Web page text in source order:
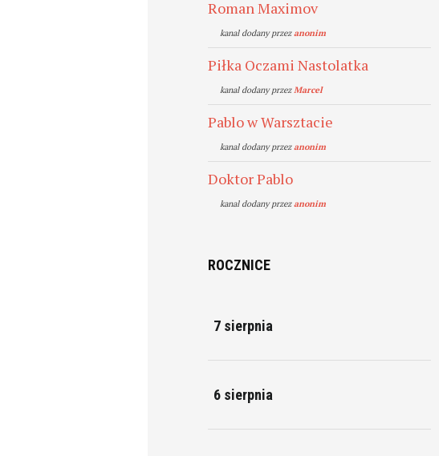
Roman Maximov
kanal dodany przezanonim
Piłka Oczami Nastolatka
kanal dodany przezMarcel
Pablo w Warsztacie
kanal dodany przezanonim
Doktor Pablo
kanal dodany przezanonim
ROCZNICE
7 sierpnia
6 sierpnia